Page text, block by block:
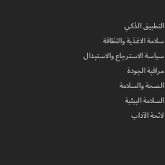
التطبيق الذكي
سلامة الاغذية والنظافة
سياسة الاسترجاع والاستبدال
مراقبة الجودة
الصحة والسلامة
السلامة البيئية
لائحة الآداب